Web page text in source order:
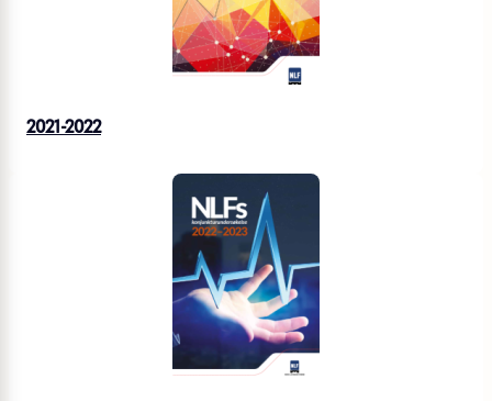
2021-2022